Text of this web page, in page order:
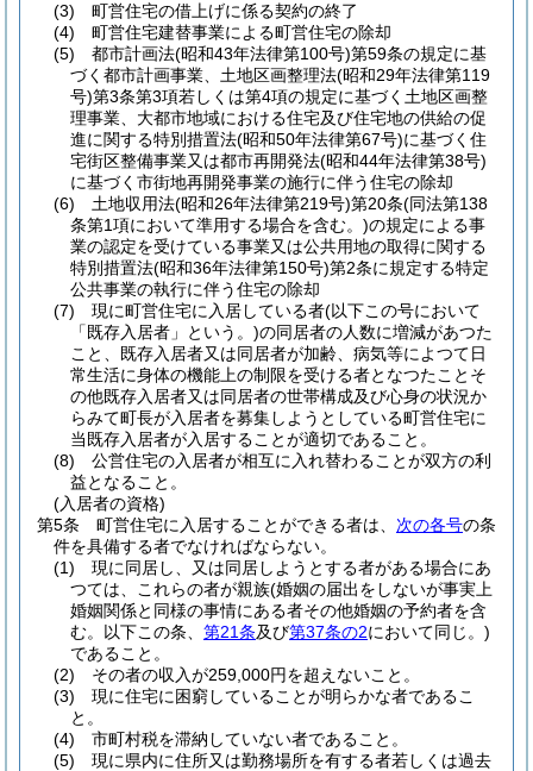
(3)
町営住宅の借上げに係る契約の終了
(4)
町営住宅建替事業による町営住宅の除却
(5)
都市計画法(昭和43年法律第100号)第59条の規定に基
づく都市計画事業、土地区画整理法(昭和29年法律第119
号)第3条第3項若しくは第4項の規定に基づく土地区画整
理事業、大都市地域における住宅及び住宅地の供給の促
進に関する特別措置法(昭和50年法律第67号)に基づく住
宅街区整備事業又は都市再開発法(昭和44年法律第38号)
に基づく市街地再開発事業の施行に伴う住宅の除却
(6)
土地収用法(昭和26年法律第219号)第20条(同法第138
条第1項において準用する場合を含む。)の規定による事
業の認定を受けている事業又は公共用地の取得に関する
特別措置法(昭和36年法律第150号)第2条に規定する特定
公共事業の執行に伴う住宅の除却
(7)
現に町営住宅に入居している者(以下この号において
「既存入居者」という。)の同居者の人数に増減があつた
こと、既存入居者又は同居者が加齢、病気等によつて日
常生活に身体の機能上の制限を受ける者となつたことそ
の他既存入居者又は同居者の世帯構成及び心身の状況か
らみて町長が入居者を募集しようとしている町営住宅に
当既存入居者が入居することが適切であること。
(8)
公営住宅の入居者が相互に入れ替わることが双方の利
益となること。
(入居者の資格)
第5条
町営住宅に入居することができる者は、 次の各号の条
件を具備する者でなければならない。
(1)
現に同居し、又は同居しようとする者がある場合にあ
つては、これらの者が親族(婚姻の届出をしないが事実上
婚姻関係と同様の事情にある者その他婚姻の予約者を含
む。以下この条、 第21条及び第37条の2において同じ。)
であること。
(2)
その者の収入が259,000円を超えないこと。
(3)
現に住宅に困窮していることが明らかな者であるこ
と。
(4)
市町村税を滞納していない者であること。
(5)
現に県内に住所又は勤務場所を有する者若しくは過去